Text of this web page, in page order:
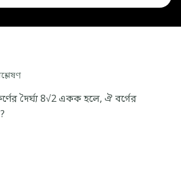
দৈর্ঘ্য 8√2 একক হলে, ঐ বর্গের